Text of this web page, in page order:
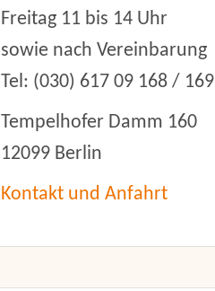
Freitag 11 bis 14 Uhr
sowie nach Vereinbarung
Tel: (030) 617 09 168 / 169
Tempelhofer Damm 160
12099 Berlin
Kontakt und Anfahrt